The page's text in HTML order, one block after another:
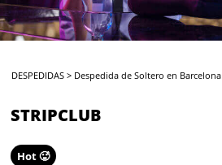
DESPEDIDAS > Despedida de Soltero en Barcelona
STRIPCLUB
Hot 🥵